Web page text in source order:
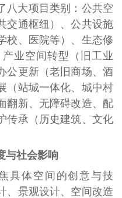
八大项目类别：公共空
交通枢纽）、公共设施
校、医院等）、生态修
业空间转型（旧工业
公更新（老旧商场、酒
（站城一体化、城中村
翻新、无障碍改造、配
传承（历史建筑、文化
与社会影响
具体空间的创意与技
、景观设计、空间改造